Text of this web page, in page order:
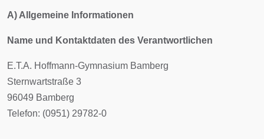
A) Allgemeine Informationen
Name und Kontaktdaten des Verantwortlichen
E.T.A. Hoffmann-Gymnasium Bamberg
Sternwartstraße 3
96049 Bamberg
Telefon: (0951) 29782-0